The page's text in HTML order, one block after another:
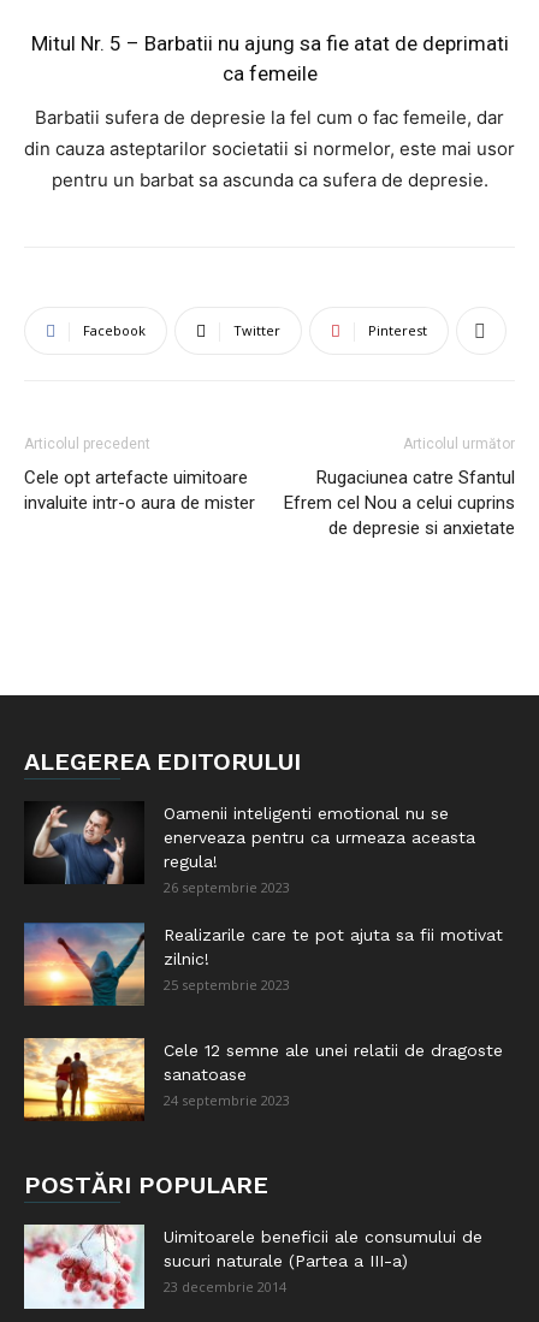
Mitul Nr. 5 – Barbatii nu ajung sa fie atat de deprimati
ca femeile
Barbatii sufera de depresie la fel cum o fac femeile, dar
din cauza asteptarilor societatii si normelor, este mai usor
pentru un barbat sa ascunda ca sufera de depresie.
Facebook Twitter Pinterest
Articolul precedent
Cele opt artefacte uimitoare
invaluite intr-o aura de mister
Articolul următor
Rugaciunea catre Sfantul
Efrem cel Nou a celui cuprins
de depresie si anxietate
ALEGEREA EDITORULUI
Oamenii inteligenti emotional nu se
enerveaza pentru ca urmeaza aceasta
regula!
26 septembrie 2023
Realizarile care te pot ajuta sa fii motivat
zilnic!
25 septembrie 2023
Cele 12 semne ale unei relatii de dragoste
sanatoase
24 septembrie 2023
POSTĂRI POPULARE
Uimitoarele beneficii ale consumului de
sucuri naturale (Partea a III-a)
23 decembrie 2014